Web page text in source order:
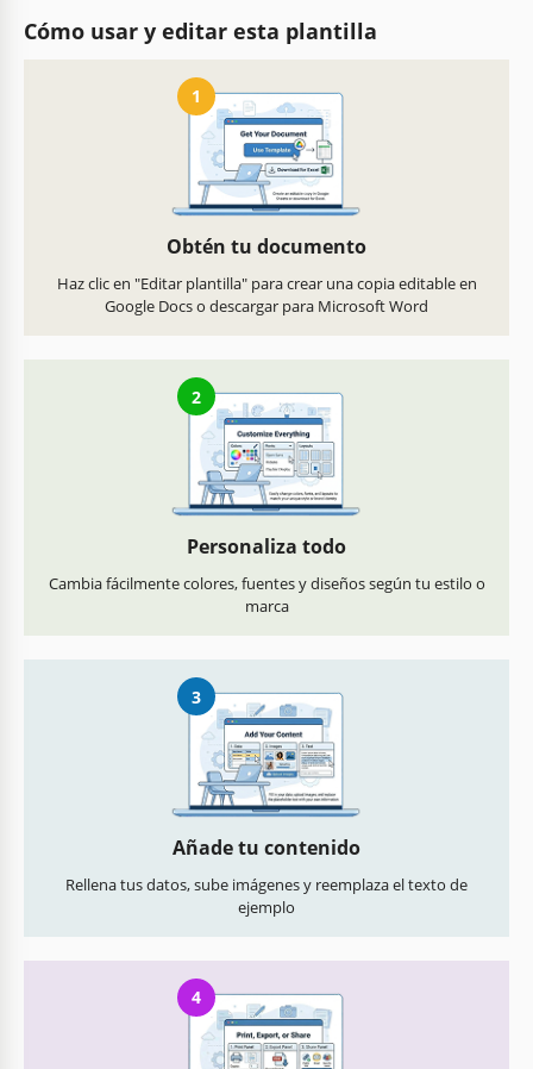
Cómo usar y editar esta plantilla
1
Obtén tu documento
Haz clic en "Editar plantilla" para crear una copia editable en
Google Docs o descargar para Microsoft Word
2
Personaliza todo
Cambia fácilmente colores, fuentes y diseños según tu estilo o
marca
3
Añade tu contenido
Rellena tus datos, sube imágenes y reemplaza el texto de
ejemplo
4